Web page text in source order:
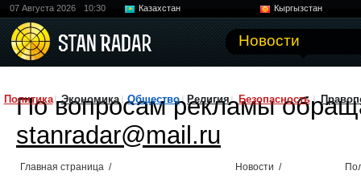
07 Августа 2026 10:30 Казахстан
Кыргызстан
Новости
Политика Экономика Общество Религия Безопасность
По вопросам рекламы
stanradar@mail.ru
Главная страница / Новости /